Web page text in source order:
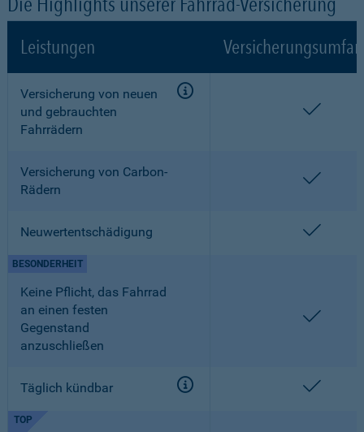
Leistungen
Versicherung von neuen
und gebrauchten
Fahrrädern
Versicherung von Carbon-
Rädern
Neuwertentschädigung
Keine Pflicht, das Fahrrad
an einen festen
Gegenstand
anzuschließen
BESONDERHEIT
Täglich kündbar
TOP